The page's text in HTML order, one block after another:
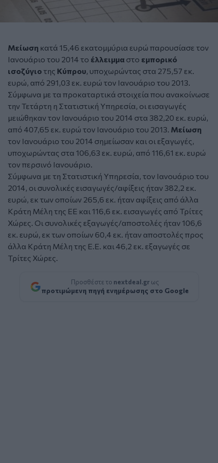
Μείωση κατά 15,46 εκατομμύρια ευρώ παρουσίασε τον
Ιανουάριο του 2014 το έλλειμμα στο εμπορικό
ισοζύγιοτης Κύπρου, υποχωρώντας στα 275,57 εκ.
ευρώ, από 291,03 εκ. ευρώ τον Ιανουάριο του 2013.
Σύμφωνα με τα προκαταρτικά στοιχεία που ανακοίνωσε
την Τετάρτη η Στατιστική Υπηρεσία, οι εισαγωγές
μειώθηκαν τον Ιανουάριο του 2014 στα 382,20 εκ. ευρώ,
από 407,65 εκ. ευρώ τον Ιανουάριο του 2013. Μείωση
τον Ιανουάριο του 2014 σημείωσαν και οι εξαγωγές,
υποχωρώντας στα 106,63 εκ. ευρώ, από 116,61 εκ. ευρώ
τον περσινό Ιανουάριο.
Σύμφωνα με τη Στατιστική Υπηρεσία, τον Ιανουάριο του
2014, οι συνολικές εισαγωγές/αφίξεις ήταν 382,2 εκ.
ευρώ, εκ των οποίων 265,6 εκ. ήταν αφίξεις από άλλα
Κράτη Μέλη της ΕΕ και 116,6 εκ. εισαγωγές από Τρίτες
Χώρες. Οι συνολικές εξαγωγές/αποστολές ήταν 106,6
εκ. ευρώ, εκ των οποίων 60,4 εκ. ήταν αποστολές προς
άλλα Κράτη Μέλη της Ε.Ε. και 46,2 εκ. εξαγωγές σε
Τρίτες Χώρες.
Προσθέστε το nextdeal.gr ως
προτιμώμενη πηγή ενημέρωσης στο Google